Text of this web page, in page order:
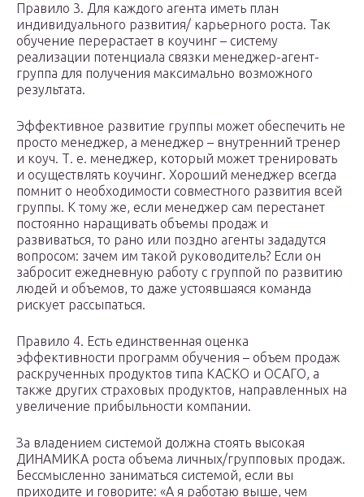
Правило 3. Для каждого агента иметь план
индивидуального развития/ карьерного роста. Так
обучение перерастает в коучинг – систему
реализации потенциала связки менеджер-агент-
группа для получения максимально возможного
результата.
Эффективное развитие группы может обеспечить не
просто менеджер, а менеджер – внутренний тренер
и коуч. Т. е. менеджер, который может тренировать
и осуществлять коучинг. Хороший менеджер всегда
помнит о необходимости совместного развития всей
группы. К тому же, если менеджер сам перестанет
постоянно наращивать объемы продаж и
развиваться, то рано или поздно агенты зададутся
вопросом: зачем им такой руководитель? Если он
забросит ежедневную работу с группой по развитию
людей и объемов, то даже устоявшаяся команда
рискует рассыпаться.
Правило 4. Есть единственная оценка
эффективности программ обучения – объем продаж
раскрученных продуктов типа КАСКО и ОСАГО, а
также других страховых продуктов, направленных на
увеличение прибыльности компании.
За владением системой должна стоять высокая
ДИНАМИКА роста объема личных/групповых продаж.
Бессмысленно заниматься системой, если вы
приходите и говорите: «А я работаю выше, чем